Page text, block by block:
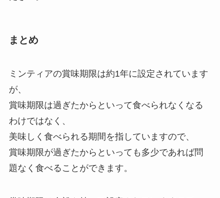
まとめ
ミンティアの賞味期限は約1年に設定されています
が、
賞味期限は過ぎたからといって食べられなくなる
わけではなく、
美味しく食べられる期間を指していますので、
賞味期限が過ぎたからといっても多少であれば問
題なく食べることができます。